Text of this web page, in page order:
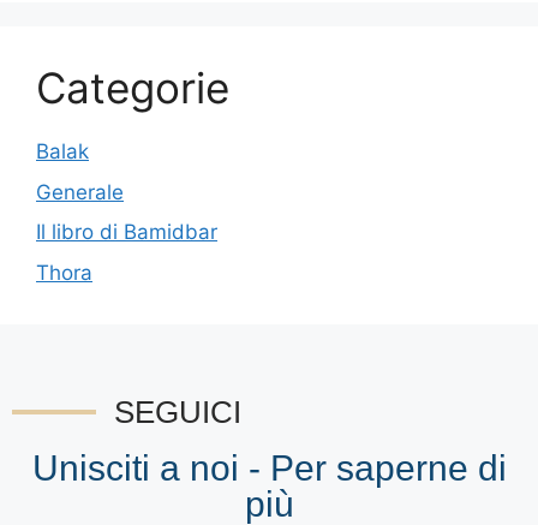
Categorie
Balak
Generale
Il libro di Bamidbar
Thora
SEGUICI
Unisciti a noi - Per saperne di
più